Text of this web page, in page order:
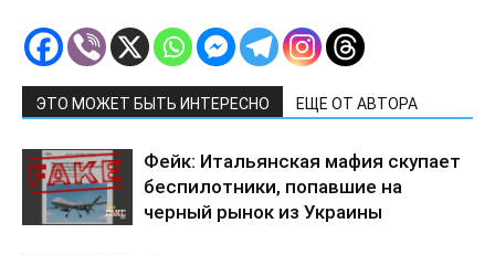
ЭТО МОЖЕТ БЫТЬ ИНТЕРЕСНО ЕЩЕ ОТ АВТОРА
Фейк: Итальянская мафия скупает
беспилотники, попавшие на
черный рынок из Украины